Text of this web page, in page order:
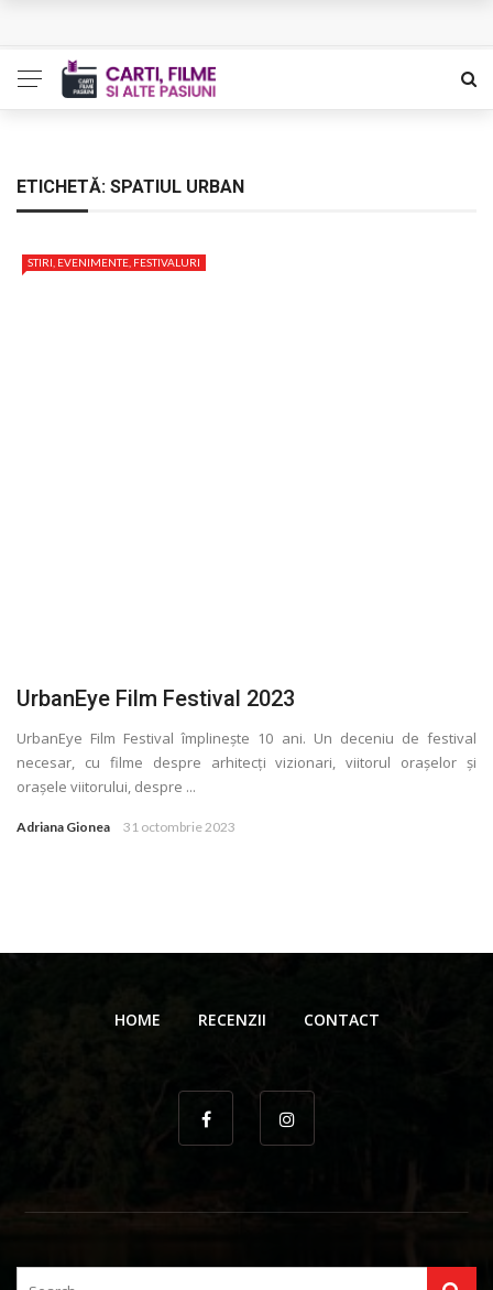
The Man Who Sold Air in the Holy Land – Generatia care
Queer – Un Burroughs sentimental
Luati-ma drept un vis. Povestiri in K. minor – Dor de Kafka
ETICHETĂ: SPATIUL URBAN
STIRI, EVENIMENTE, FESTIVALURI
UrbanEye Film Festival 2023
UrbanEye Film Festival împlinește 10 ani. Un deceniu de festival
necesar, cu filme despre arhitecți vizionari, viitorul orașelor și
orașele viitorului, despre ...
Adriana Gionea 31 octombrie 2023
HOME RECENZII CONTACT